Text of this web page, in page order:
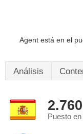
Agent está en el
Análisis
Puesto